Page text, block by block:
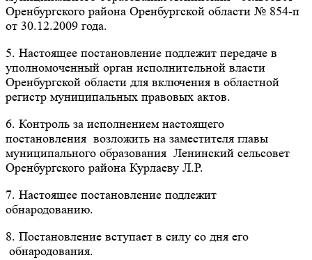
Оренбургского района Оренбургской области № 854-п
от 30.12.2009 года.
5. Настоящее постановление подлежит передаче в
уполномоченный орган исполнительной власти
Оренбургской области для включения в областной
регистр муниципальных правовых актов.
6. Контроль за исполнением настоящего
постановления возложить на заместителя главы
муниципального образования Ленинский сельсовет
Оренбургского района Курлаеву Л.Р.
7. Настоящее постановление подлежит
обнародованию.
8. Постановление вступает в силу со дня его
обнародования.